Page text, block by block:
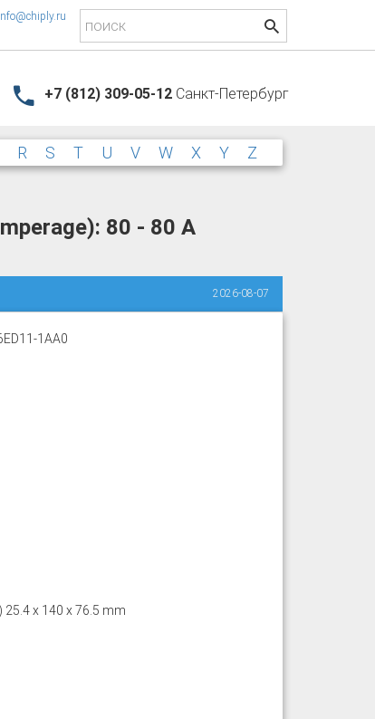
+7 (812) 309-05-12 Санкт-Петербург
R S T U VW XY Z
80 - 80 A
2026-08-07
1AA0
25.4 x 140 x 76.5 mm